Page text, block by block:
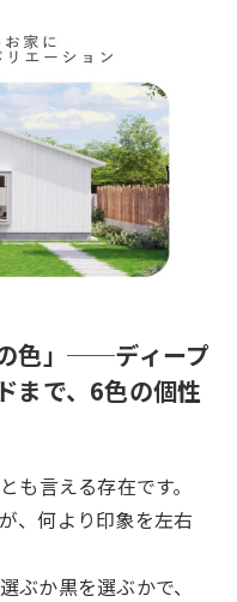
色」──ディープ
まで、6色の個性
も言える存在です。
、何より印象を左右
ぶか黒を選ぶかで、